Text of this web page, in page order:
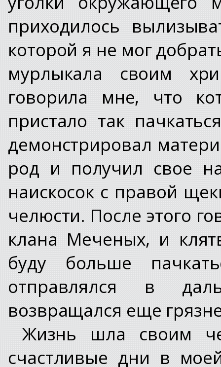
приходилось
которой я не мог
мурлыкала своим
говорила мне, что
пристало так
демонстрировал
род и получил свое
наискосок с правой
челюсти. После этого
клана Меченых, и
буду больше
отправлялся в
возвращался еще
Жизнь шла своим
счастливые дни в